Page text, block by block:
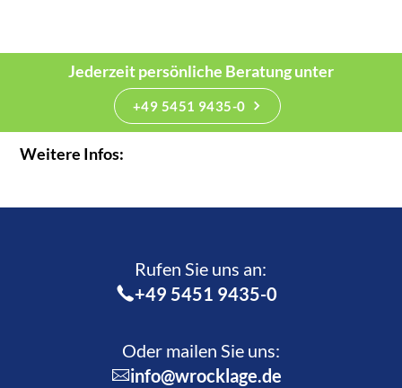
Jederzeit persönliche Beratung unter
+49 5451 9435-0
Weitere Infos:
Rufen Sie uns an:­
+49 5451 9435-0
Oder mailen Sie uns:
info@wrocklage.de